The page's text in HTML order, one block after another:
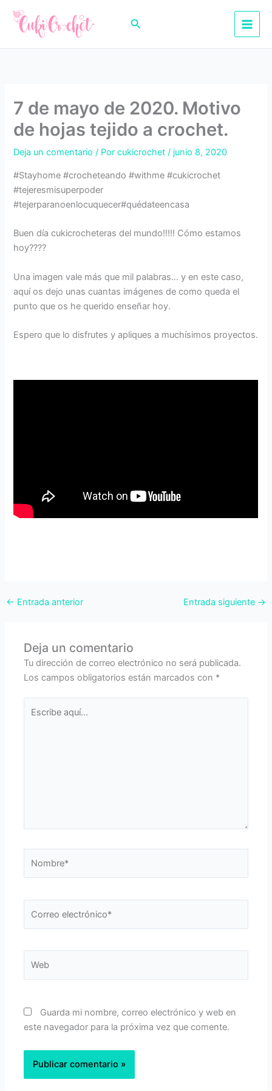
contenido
Buscar
7 de mayo de 2020. Motivo
de hojas tejido a crochet.
Deja un comentario / Porcukicrochet/ junio 8, 2020
#Stayhome #crocheteando #withme #cukicrochet
#tejeresmisuperpoder
#tejerparanoenlocuquecer#quédateencasa
Buen día cukicrocheteras del mundo!!!!! Cómo estamos
hoy????
Una imagen vale más que mil palabras… y en este caso,
aquí os dejo unas cuantas imágenes de como queda el
punto que os he querido enseñar hoy.
Espero que lo disfrutes y apliques a muchísimos proyectos.
← Entrada anterior Entrada siguiente →
Deja un comentario
Tu dirección de correo electrónico no será publicada.
Los campos obligatorios están marcados con *
electrónico*
Guarda mi nombre, correo electrónico y web en
este navegador para la próxima vez que comente.